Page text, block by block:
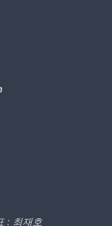
: 최재호